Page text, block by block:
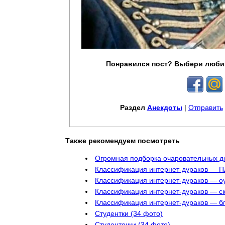
Понравился пост? Выбери
Раздел Анекдоты | Отправить
Также рекомендуем посмотреть
Огромная подборка очаровательных
Классификация интернет-дураков —
Классификация интернет-дураков —
Классификация интернет-дураков —
Классификация интернет-дураков —
Студентки (34 фото)